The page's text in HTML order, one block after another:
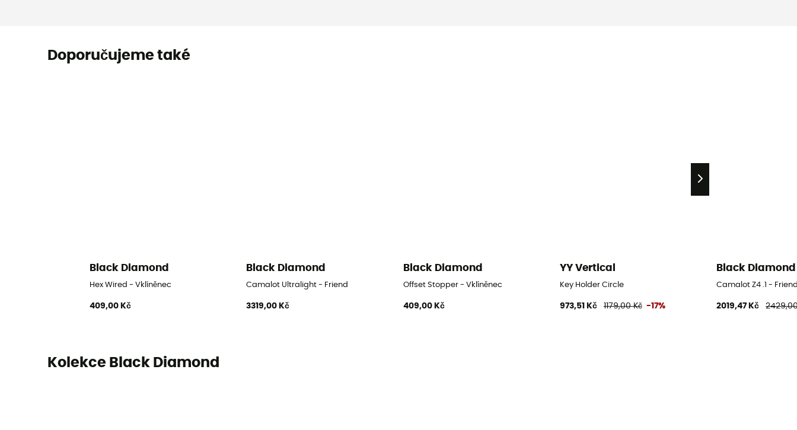
Doporučujeme také
Black Diamond
Hex Wired - Vklíněnec
409,00 Kč
Black Diamond
Camalot Ultralight - Friend
3319,00 Kč
Black Diamond
Offset Stopper - Vklíněnec
409,00 Kč
YY Vertical
Key Holder Circle
973,51 Kč 1179,00 Kč -17%
Black Diamond
Camalot Z4 .1 -
2019,47 Kč
Kolekce Black Diamond